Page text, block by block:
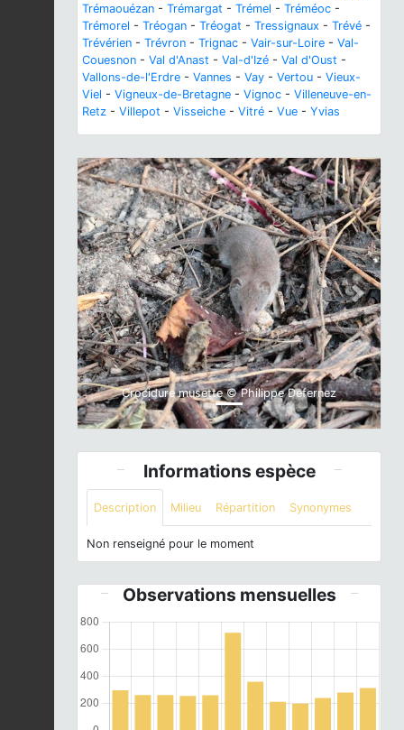
Trémaouézan - Trémargat - Trémel - Tréméoc -
Trémorel - Tréogan - Tréogat - Tressignaux - Trévé -
Trévérien - Trévron - Trignac - Vair-sur-Loire - Val-
Couesnon - Val d'Anast - Val-d'Izé - Val d'Oust -
Vallons-de-l'Erdre - Vannes - Vay - Vertou - Vieux-
Viel - Vigneux-de-Bretagne - Vignoc - Villeneuve-en-
Retz - Villepot - Visseiche - Vitré - Vue - Yvias
Crocidure musette © Philippe Defernez
Previous Next
Informations espèce
Description Milieu Répartition Synonymes
Non renseigné pour le moment
Observations mensuelles